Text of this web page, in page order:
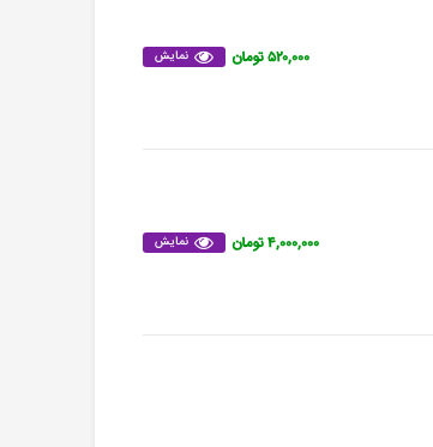
نمایش ۵۲۰,۰۰۰ تومان
نمایش ۴,۰۰۰,۰۰۰ تومان